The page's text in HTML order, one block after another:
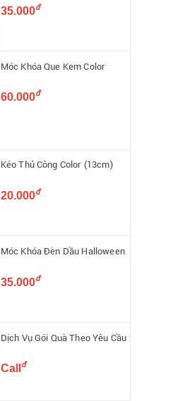
35.000đ
Móc Khóa Que Kem Color
60.000đ
Kéo Thủ Công Color (13cm)
20.000đ
Móc Khóa Đèn Dầu Halloween
35.000đ
Dịch Vụ Gói Quà Theo Yêu Cầu
Call đ